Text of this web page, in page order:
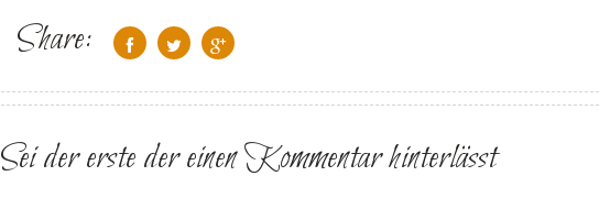
Share:
Sei der erste der einen Kommentar hinterlässt